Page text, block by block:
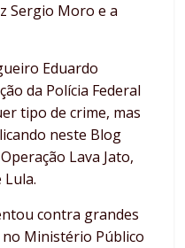
Sergio Moro e a
Eduardo
da Polícia Federal
tipo de crime, mas
neste Blog
Lava Jato,
contra grandes
no Ministério Público